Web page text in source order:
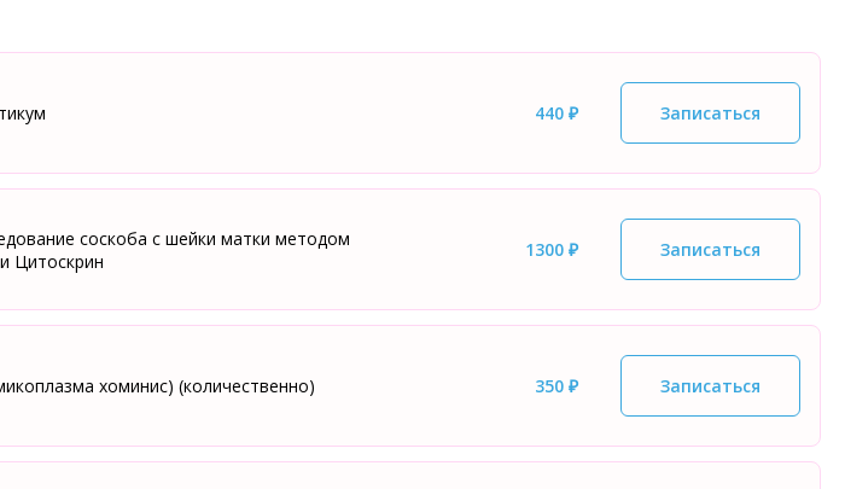
440 ₽ Записаться
соскоба с шейки матки методом
Цитоскрин
1300 ₽ Записаться
хоминис) (количественно) 350 ₽ Записаться